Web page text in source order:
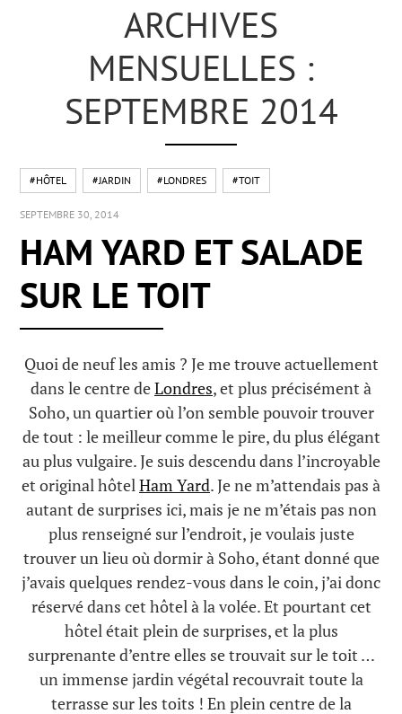
ARCHIVES
MENSUELLES :
SEPTEMBRE 2014
#HÔTEL #JARDIN #LONDRES #TOIT
SEPTEMBRE 30, 2014
HAM YARD ET SALADE
SUR LE TOIT
Quoi de neuf les amis ? Je me trouve actuellement
dans le centre deLondres, et plus précisément à
Soho, un quartier où l’on semble pouvoir trouver
de tout : le meilleur comme le pire, du plus élégant
au plus vulgaire. Je suis descendu dans l’incroyable
et original hôtelHam Yard. Je ne m’attendais pas à
autant de surprises ici, mais je ne m’étais pas non
plus renseigné sur l’endroit, je voulais juste
trouver un lieu où dormir à Soho, étant donné que
j’avais quelques rendez-vous dans le coin, j’ai donc
réservé dans cet hôtel à la volée. Et pourtant cet
hôtel était plein de surprises, et la plus
surprenante d’entre elles se trouvait sur le toit …
un immense jardin végétal recouvrait toute la
terrasse sur les toits ! En plein centre de la